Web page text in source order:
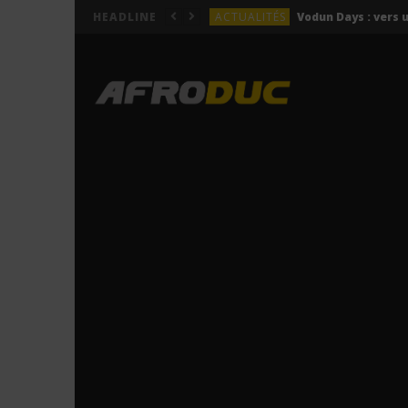
HEADLINE ACTUALITÉS
LYRICS Anitta – Azul (Lyrics &